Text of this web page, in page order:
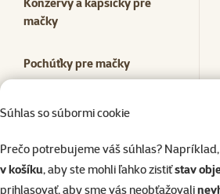
Súhlas so súbormi cookie
Prečo potrebujeme váš súhlas?
v košíku, aby ste mohli ľahko zistiťstav
prihlasovať, aby sme vás neobťažovali
mačky
Pochúťky pre mačky
Lopatky k toaletám
Hračky pre mačky